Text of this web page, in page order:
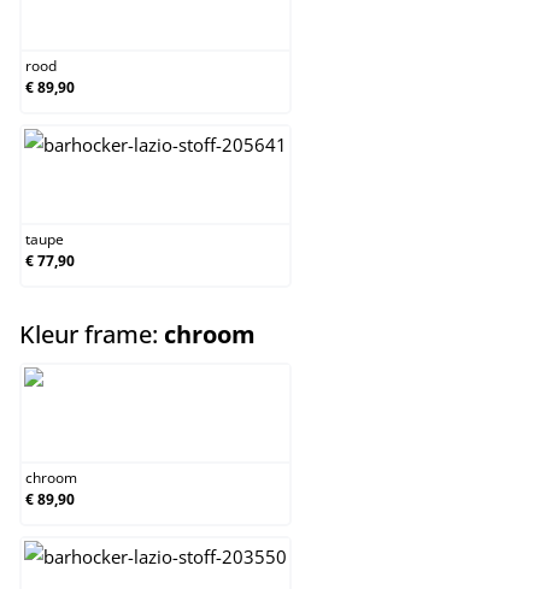
rood
€ 89,90
taupe
€ 77,90
Kleur frame: chroom
chroom
€ 89,90